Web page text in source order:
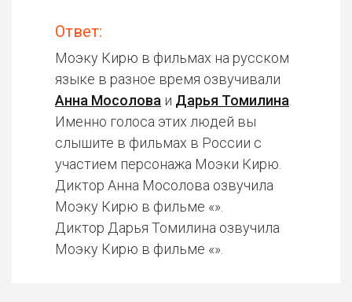
Ответ:
Моэку Кирю в фильмах на русском
языке в разное время озвучивали
Анна Мосолова и Дарья Томилина
Именно голоса этих людей вы
слышите в фильмах в России с
участием персонажа Моэки Кирю.
Диктор Анна Мосолова озвучила
Моэку Кирю в фильме «».
Диктор Дарья Томилина озвучила
Моэку Кирю в фильме «».